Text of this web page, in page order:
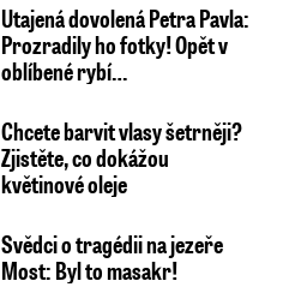
Utajená dovolená Petra Pavla:
Prozradily ho fotky! Opět v
oblíbené rybí…
Chcete barvit vlasy šetrněji?
Zjistěte, co dokážou
květinové oleje
Svědci o tragédii na jezeře
Most: Byl to masakr!